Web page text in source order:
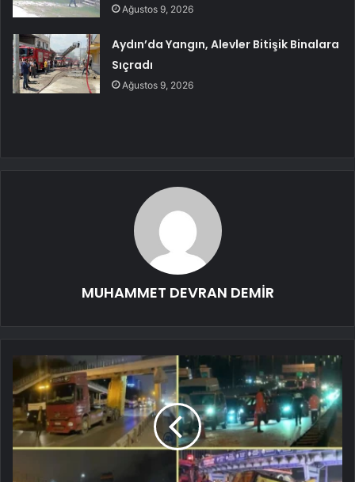
Ağustos 9, 2026
Aydın’da Yangın, Alevler Bitişik Binalara
Sıçradı
Ağustos 9, 2026
MUHAMMET DEVRAN DEMİR